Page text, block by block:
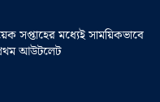
সপ্তাহের মধ্যেই সাময়িকভাবে
আউটলেট